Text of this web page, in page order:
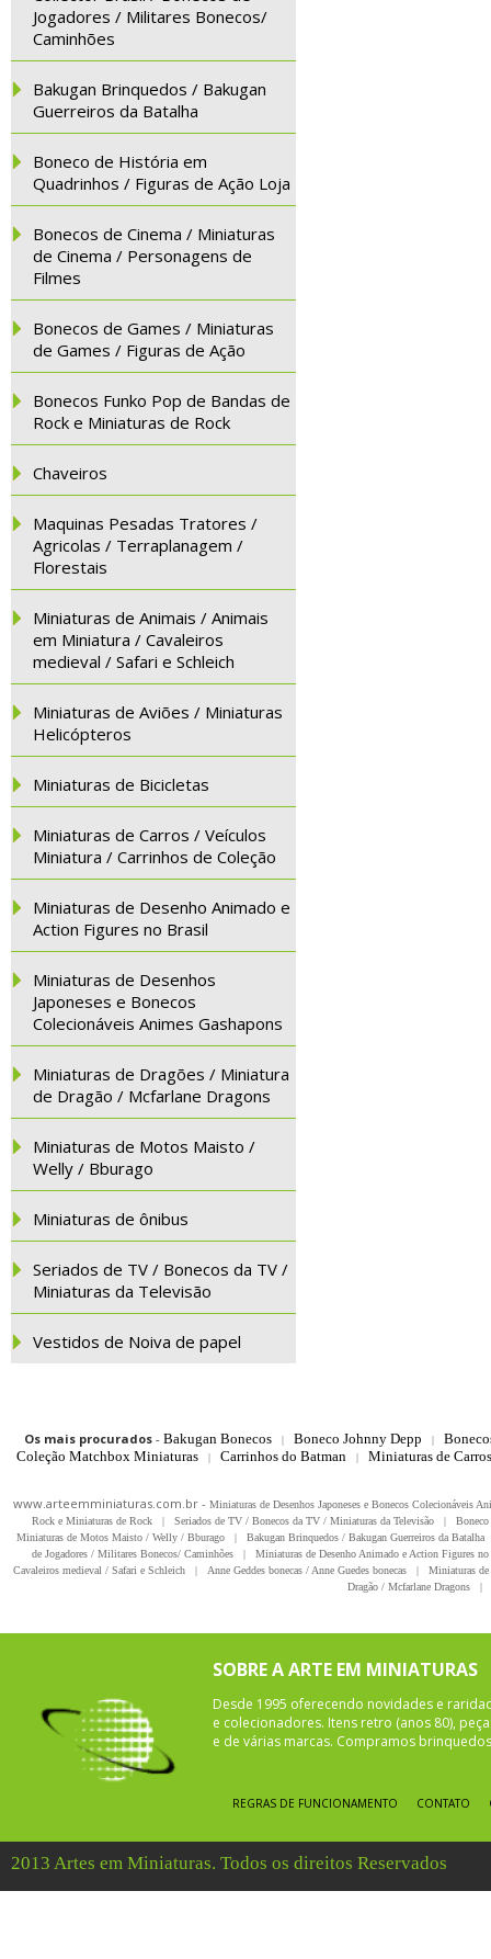
Jogadores / Militares Bonecos/
Caminhões
Bakugan Brinquedos / Bakugan
Guerreiros da Batalha
Boneco de História em
Quadrinhos / Figuras de Ação Loja
Bonecos de Cinema / Miniaturas
de Cinema / Personagens de
Filmes
Bonecos de Games / Miniaturas
de Games / Figuras de Ação
Bonecos Funko Pop de Bandas de
Rock e Miniaturas de Rock
Chaveiros
Maquinas Pesadas Tratores /
Agricolas / Terraplanagem /
Florestais
Miniaturas de Animais / Animais
em Miniatura / Cavaleiros
medieval / Safari e Schleich
Miniaturas de Aviões / Miniaturas
Helicópteros
Miniaturas de Bicicletas
Miniaturas de Carros / Veículos
Miniatura / Carrinhos de Coleção
Miniaturas de Desenho Animado e
Action Figures no Brasil
Miniaturas de Desenhos
Japoneses e Bonecos
Colecionáveis Animes Gashapons
Miniaturas de Dragões / Miniatura
de Dragão / Mcfarlane Dragons
Miniaturas de Motos Maisto /
Welly / Bburago
Miniaturas de ônibus
Seriados de TV / Bonecos da TV /
Miniaturas da Televisão
Vestidos de Noiva de papel
Os mais procurados- Bakugan Bonecos | Boneco Johnny Depp |
Coleção Matchbox Miniaturas
| Carrinhos do Batman | Miniaturas de
www.arteemminiaturas.com.br - Miniaturas de Desenhos Japoneses e Bonecos Colecionáveis
Rock e Miniaturas de Rock
| Seriados de TV / Bonecos da TV / Miniaturas da Televisão |
Miniaturas de Motos Maisto / Welly / Bburago
| Bakugan Brinquedos / Bakugan Guerreiros da Batalha
de Jogadores / Militares Bonecos/ Caminhões
|
Miniaturas de Desenho Animado e Action Figures
Cavaleiros medieval / Safari e Schleich
| Anne Geddes bonecas / Anne Guedes bonecas |
Miniaturas
Dragão / Mcfarlane Dragons
|
SOBRE A ARTE EM MINIATURAS
Desde 1995 oferecendo novidades e
e colecionadores. Itens retro (anos 80),
e de várias marcas. Compramos
REGRAS DE FUNCIONAMENTO CONTATO
2013 Artes em Miniaturas. Todos os direitos Reservados